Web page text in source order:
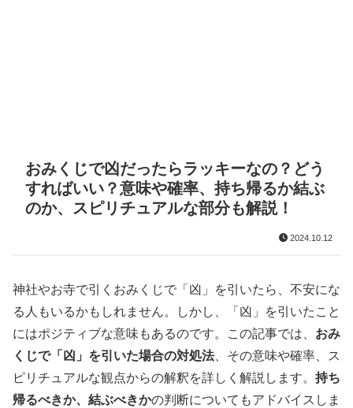
おみくじで凶だったらラッキーなの？どう
すればいい？意味や確率、持ち帰るか結ぶ
のか、スピリチュアルな部分も解説！
2024.10.12
神社やお寺で引くおみくじで「凶」を引いたら、不安にな
る人もいるかもしれません。しかし、「凶」を引いたこと
にはポジティブな意味もあるのです。この記事では、 おみ
くじで「凶」を引いた場合の対処法、その意味や確率、ス
ピリチュアルな観点からの解釈を詳しく解説します。 持ち
帰るべきか、結ぶべきかの判断についてもアドバイスしま